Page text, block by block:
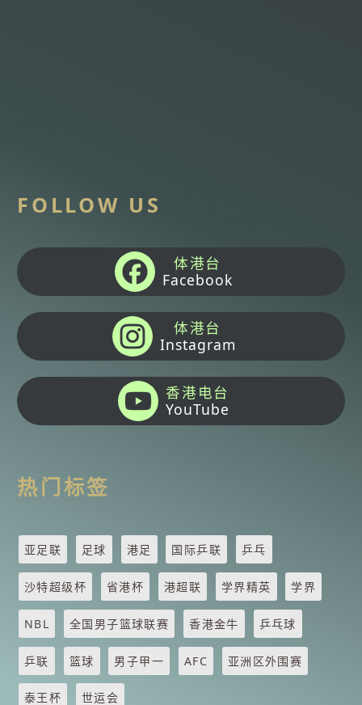
FOLLOW US
体港台
Facebook
体港台
Instagram
香港电台
YouTube
热门标签
亚足联 足球 港足 国际乒联 乒乓
沙特超级杯 省港杯 港超联 学界精英 学界
NBL 全国男子篮球联赛 香港金牛 乒乓球
乒联 篮球 男子甲一 AFC 亚洲区外围赛
泰王杯 世运会